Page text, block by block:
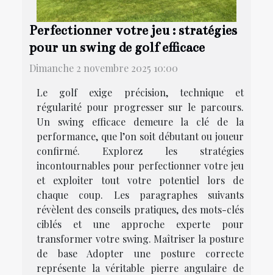
Perfectionner votre jeu : stratégies
pour un swing de golf efficace
Dimanche 2 novembre 2025 10:00
Le golf exige précision, technique et
régularité pour progresser sur le parcours.
Un swing efficace demeure la clé de la
performance, que l’on soit débutant ou joueur
confirmé. Explorez les stratégies
incontournables pour perfectionner votre jeu
et exploiter tout votre potentiel lors de
chaque coup. Les paragraphes suivants
révèlent des conseils pratiques, des mots-clés
ciblés et une approche experte pour
transformer votre swing. Maîtriser la posture
de base Adopter une posture correcte
représente la véritable pierre angulaire de